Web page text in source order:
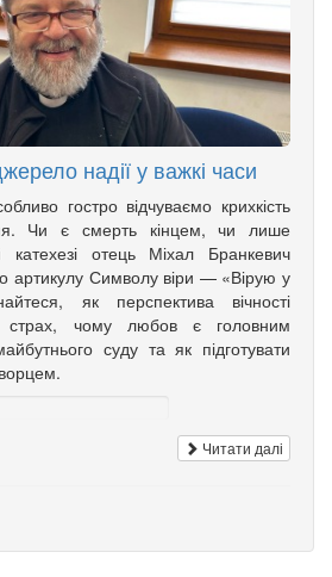
надії у важкі часи
гостро відчуваємо крихкість
Чи є смерть кінцем, чи лише
отець Міхал Бранкевич
артикулу Символу віри — «Вірую у
як перспектива вічності
страх, чому любов є головним
суду та як підготувати
Читати далі